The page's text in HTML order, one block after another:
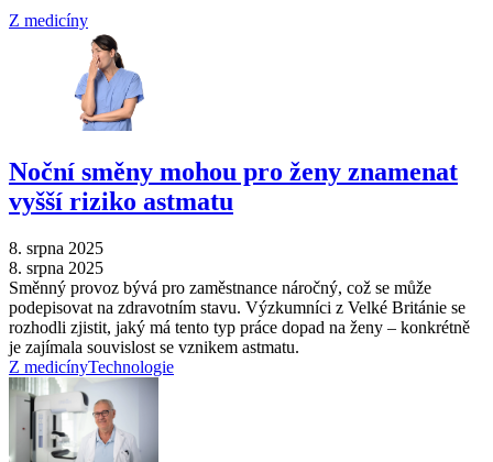
Z medicíny
Noční směny mohou pro ženy znamenat
vyšší riziko astmatu
8. srpna 2025
8. srpna 2025
Směnný provoz bývá pro zaměstnance náročný, což se může
podepisovat na zdravotním stavu. Výzkumníci z Velké Británie se
rozhodli zjistit, jaký má tento typ práce dopad na ženy –⁠ konkrétně
je zajímala souvislost se vznikem astmatu.
Z medicínyTechnologie